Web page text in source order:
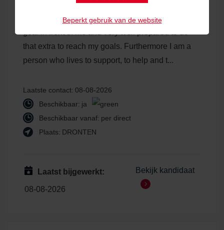
I am a very driven and enthousiastic person with a
that extra to reach my goals. Furthermore I am a
person who lives to support, to help and t...
Laatste contact: 08-08-2026
Beschikbaar: ja
Beschikbaar vanaf: per direct
Plaats: DRONTEN
Laatst bijgewerkt:
08-08-2026
Bekijk kandidaat
Beperkt gebruik van de website